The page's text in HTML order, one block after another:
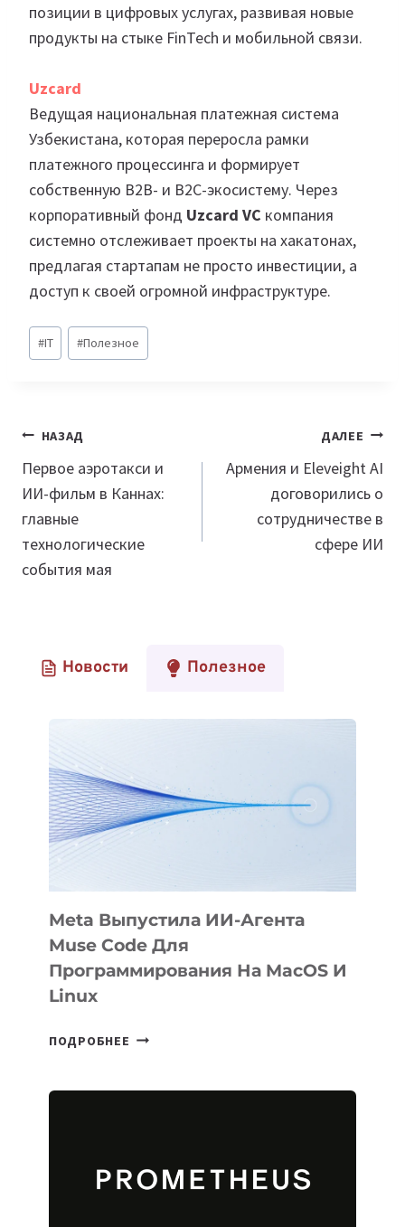
позиции в цифровых услугах, развивая новые
продукты на стыке FinTech и мобильной связи.
Uzcard
Ведущая национальная платежная система
Узбекистана, которая переросла рамки
платежного процессинга и формирует
собственную B2B- и B2C-экосистему. Через
корпоративный фонд Uzcard VC компания
системно отслеживает проекты на хакатонах,
предлагая стартапам не просто инвестиции, а
доступ к своей огромной инфраструктуре.
Метки
записи:
#IT #Полезное
Навигация
по
записям
НАЗАД
Первое аэротакси и
ИИ-фильм в Каннах:
главные
технологические
события мая
ДАЛЕЕ
Армения и Eleveight AI
договорились о
сотрудничестве в
сфере ИИ
Новости Полезное
Meta Выпустила ИИ-Агента
Muse Code Для
Программирования На MacOS И
Linux
ПОДРОБНЕЕ META
ДЛЯ
ПРОГРАММИРОВАНИЯ